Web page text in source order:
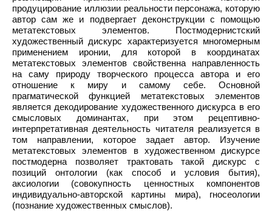
продуцирование иллюзии реальности персонажа, которую
автор сам же и подвергает деконструкции с помощью
метатекстовых элементов. Постмодернистский
художественный дискурс характеризуется многомерным
применением иронии, для которой в координатах
метатекстовых элементов свойственна направленность
на саму природу творческого процесса автора и его
отношение к миру и самому себе. Основной
прагматической функцией метатекстовых элементов
является декодирование художественного дискурса в его
смысловых доминантах, при этом рецептивно-
интерпретативная деятельность читателя реализуется в
том направлении, которое задает автор. Изучение
метатекстовых элементов в художественном дискурсе
постмодерна позволяет трактовать такой дискурс с
позиций онтологии (как способ и условия бытия),
аксиологии (совокупность ценностных компонентов
индивидуально-авторской картины мира), гносеологии
(познание художественных смыслов).